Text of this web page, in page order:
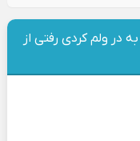
در ولم کردی رفتی از